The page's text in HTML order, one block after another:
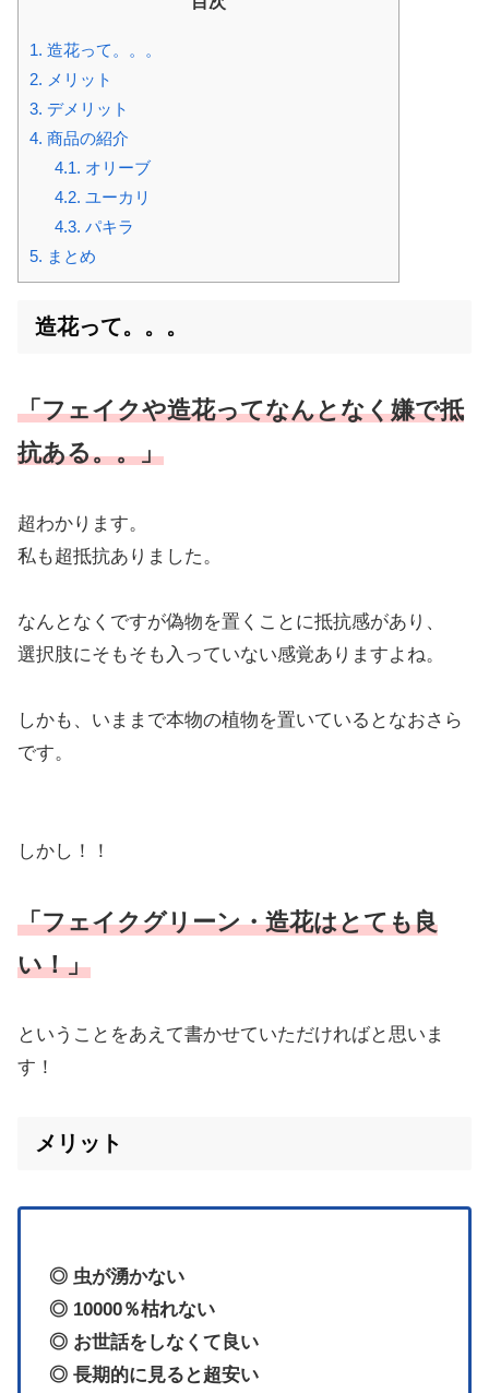
1. 造花って。。。
2. メリット
3. デメリット
4. 商品の紹介
4.1. オリーブ
4.2. ユーカリ
4.3. パキラ
5. まとめ
造花って。。。
「フェイクや造花ってなんとなく嫌で抵
抗ある。。」
超わかります。
私も超抵抗ありました。
なんとなくですが偽物を置くことに抵抗感があり、
選択肢にそもそも入っていない感覚ありますよね。
しかも、いままで本物の植物を置いているとなおさら
です。
しかし！！
「フェイクグリーン・造花はとても良
い！」
ということをあえて書かせていただければと思いま
す！
メリット
◎ 虫が湧かない
◎ 10000％枯れない
◎ お世話をしなくて良い
◎ 長期的に見ると超安い